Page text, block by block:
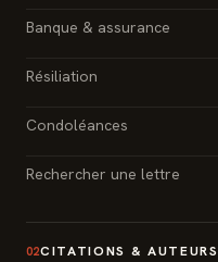
Banque & assurance
Résiliation
Condoléances
Rechercher une lettre
02CITATIONS & AUTEURS